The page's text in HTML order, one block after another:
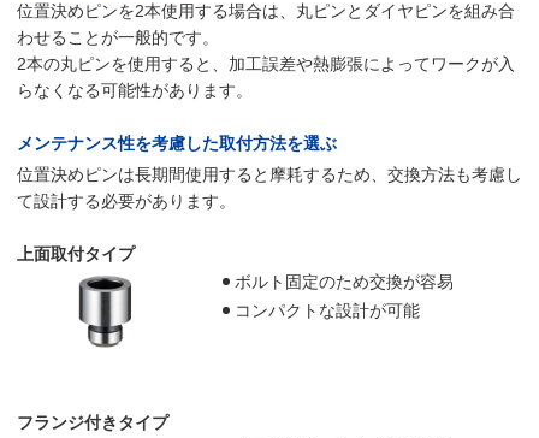
位置決めピンを2本使用する場合は、丸ピンとダイヤピンを組み合
わせることが一般的です。
2本の丸ピンを使用すると、加工誤差や熱膨張によってワークが入
らなくなる可能性があります。
メンテナンス性を考慮した取付方法を選ぶ
位置決めピンは長期間使用すると摩耗するため、交換方法も考慮し
て設計する必要があります。
上面取付タイプ
ボルト固定のため交換が容易
コンパクトな設計が可能
フランジ付きタイプ